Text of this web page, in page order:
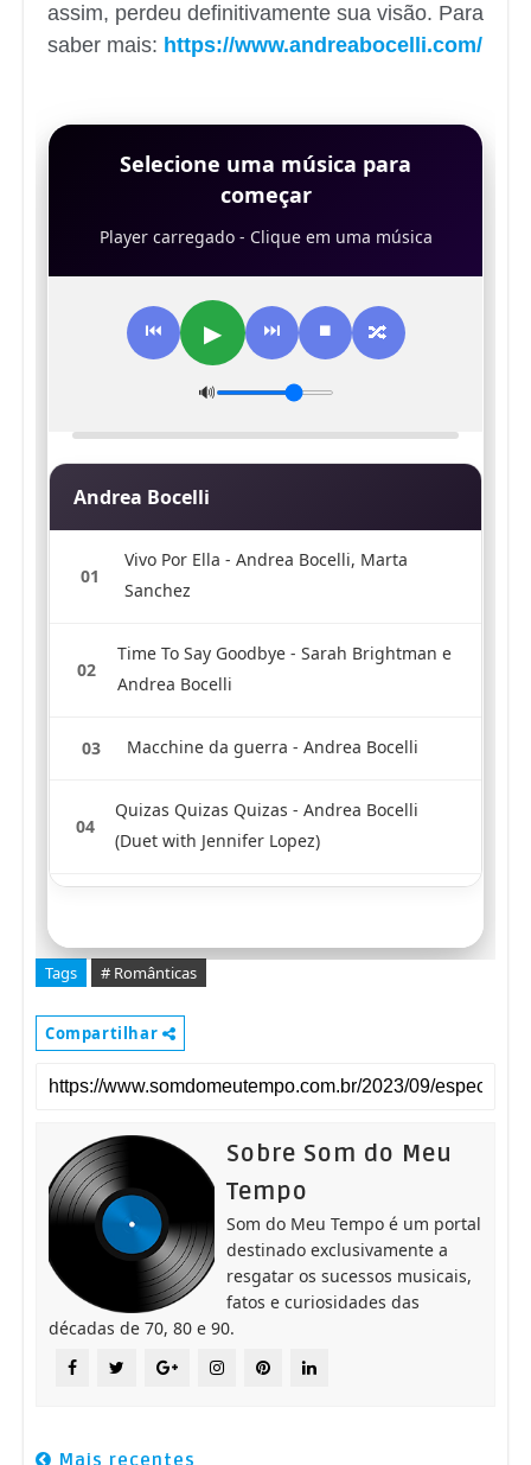
assim, perdeu definitivamente sua visão. Para
saber mais: https://www.andreabocelli.com/
Selecione uma música para
começar
Player carregado - Clique em uma música
⏮ ▶ ⏭ ⏹ 🔀
🔊
Andrea Bocelli
01
Vivo Por Ella - Andrea Bocelli, Marta
Sanchez
02
Time To Say Goodbye - Sarah Brightman e
Andrea Bocelli
03 Macchine da guerra - Andrea Bocelli
04
Quizas Quizas Quizas - Andrea Bocelli
(Duet with Jennifer Lopez)
06
Bocelli
07 Canto Della Terra - Andrea Bocelli
08 Per amore - Andrea Bocelli
09 Caruso - Andrea Bocelli
Love In Portofino - Andrea Bocelli
La Vie En Rose - Andrea Bocelli
Tags # Românticas
Compartilhar
Sobre Som do Meu
Tempo
Som do Meu Tempo é um portal
destinado exclusivamente a
resgatar os sucessos musicais,
fatos e curiosidades das
décadas de 70, 80 e 90.
Mais recentes